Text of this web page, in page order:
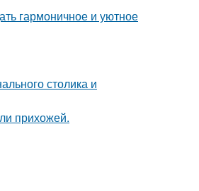
гармоничное и уютное
столика и
прихожей.